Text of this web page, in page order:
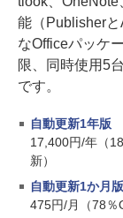
能（Publisherと
なOfficeパッケ
限、同時使用5
です。
自動更新1年版
17,400円/年（
新）
自動更新1か月版
475円/月（78％